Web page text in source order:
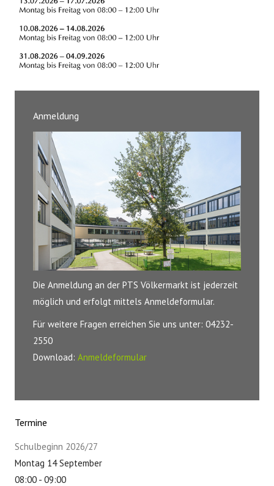
Anmeldung
Die Anmeldung an der PTS Völkermarkt ist jederzeit
möglich und erfolgt mittels Anmeldeformular.
Für weitere Fragen erreichen Sie uns unter: 04232-
2550
Download: Anmeldeformular
Termine
Schulbeginn 2026/27
Montag 14 September
08:00 - 09:00